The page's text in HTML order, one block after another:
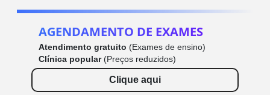
AGENDAMENTO DE EXAMES
Atendimento gratuito (Exames de ensino)
Clínica popular(Preços reduzidos)
Clique aqui